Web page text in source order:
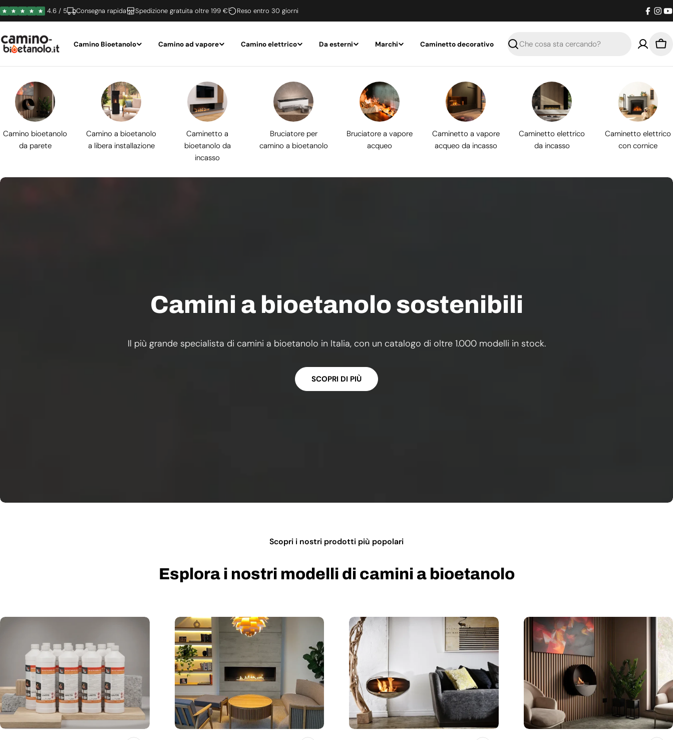
Vai
al
4.6 / 5 Consegna rapida Spedizione gratuita oltre 199 € Reso entro 30 giorni
Camino Bioetanolo Camino ad vapore Camino elettrico Da esterni Marchi Caminetto decorativo
Ricerca
Camino bioetanolo
da parete
Camino a bioetanolo
a libera installazione
Caminetto a
bioetanolo da
incasso
Bruciatore per
camino a bioetanolo
Bruciatore a vapore
acqueo
Caminetto a vapore
acqueo da incasso
Caminetto elettrico
da incasso
Caminetto elettrico
con cornice
Camini a bioetanolo sostenibili
Il più grande specialista di camini a bioetanolo in Italia, con un catalogo di oltre 1.000 modelli in stock.
SCOPRI DI PIÙ
Scopri i nostri prodotti più popolari
Esplora i nostri modelli di camini a bioetanolo